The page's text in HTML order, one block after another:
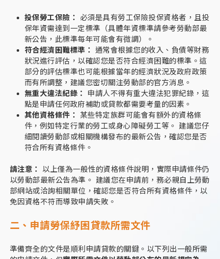
投保勞工保險：
必須是具有勞工保險投保資格者，且投
保年資需達到一定標準（具體年資標準請參考勞動部最
新公告，此標準每年可能會有微調）。
符合經濟困難標準：
通常會根據您的收入、負債等財務
狀況進行評估，以確認您是否符合經濟困難的標準。這
部分的評估標準也可能根據當年的經濟狀況及政府政策
而有所調整，建議您密切關注勞動部的官方消息。
無重大違法紀錄：
申請人不得有重大違法犯罪紀錄，這
點是申請任何政府補助或貸款都需要考量的因素。
其他資格條件：
某些特定族群可能會有額外的資格條
件，例如特定行業的勞工或身心障礙勞工等。 建議您仔
細閱讀勞動部或相關機構發布的最新公告，確認您是否
符合所有資格條件。
請注意：
以上僅為一般性的資格條件說明，實際申請條件仍
以勞動部最新公告為準。 建議您在申請前，務必親自上勞動
部網站或洽詢相關單位，確認您是否符合所有資格條件，以
免因資格不符而導致申請失敗。
二、申請勞保紓困貸款所需文件
準備齊全的文件是順利申請貸款的關鍵。以下列出一般所需